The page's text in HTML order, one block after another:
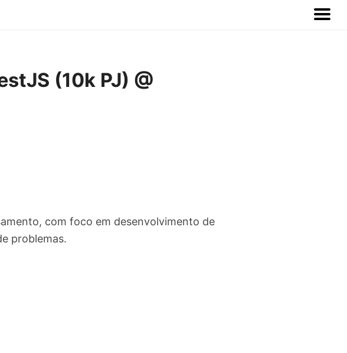
(10k PJ) @
com foco em desenvolvimento de
problemas.